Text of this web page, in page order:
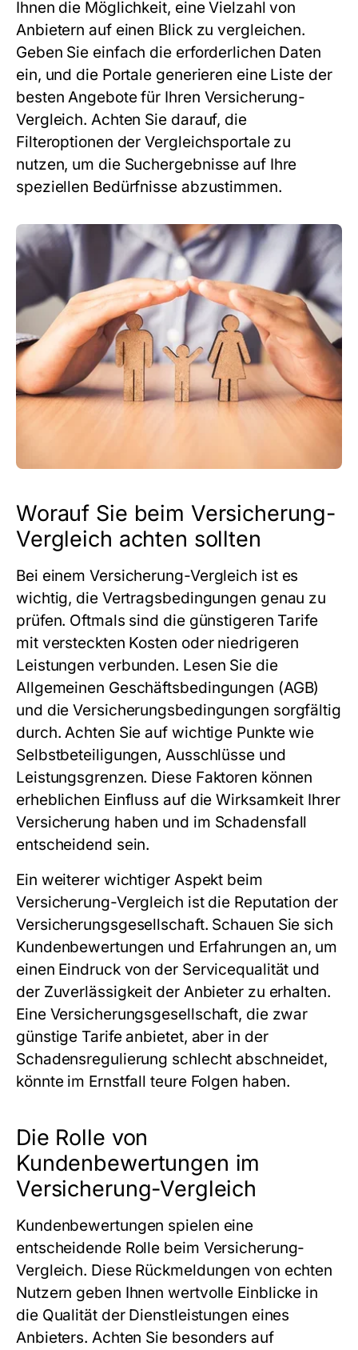
Ihnen die Möglichkeit, eine Vielzahl von
Anbietern auf einen Blick zu vergleichen.
Geben Sie einfach die erforderlichen Daten
ein, und die Portale generieren eine Liste der
besten Angebote für Ihren Versicherung-
Vergleich. Achten Sie darauf, die
Filteroptionen der Vergleichsportale zu
nutzen, um die Suchergebnisse auf Ihre
speziellen Bedürfnisse abzustimmen.
Worauf Sie beim Versicherung-
Vergleich achten sollten
Bei einemVersicherung-Vergleich ist es
wichtig, die Vertragsbedingungen genau zu
prüfen. Oftmals sind die günstigeren Tarife
mit versteckten Kosten oder niedrigeren
Leistungen verbunden. Lesen Sie die
Allgemeinen Geschäftsbedingungen (AGB)
und die Versicherungsbedingungen sorgfältig
durch. Achten Sie auf wichtige Punkte wie
Selbstbeteiligungen, Ausschlüsse und
Leistungsgrenzen. Diese Faktoren können
erheblichen Einfluss auf die Wirksamkeit Ihrer
Versicherung haben und im Schadensfall
entscheidend sein.
Ein weiterer wichtiger Aspekt beim
Versicherung-Vergleich ist die Reputation der
Versicherungsgesellschaft. Schauen Sie sich
Kundenbewertungen und Erfahrungen an, um
einen Eindruck von der Servicequalität und
der Zuverlässigkeit der Anbieter zu erhalten.
Eine Versicherungsgesellschaft, die zwar
günstige Tarife anbietet, aber in der
Schadensregulierung schlecht abschneidet,
könnte im Ernstfall teure Folgen haben.
Die Rolle von
Kundenbewertungen im
Versicherung-Vergleich
Kundenbewertungen spielen eine
entscheidende Rolle beim Versicherung-
Vergleich. Diese Rückmeldungen von echten
Nutzern geben Ihnen wertvolle Einblicke in
die Qualität der Dienstleistungen eines
Anbieters. Achten Sie besonders auf